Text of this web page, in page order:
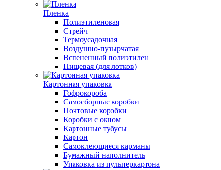
Пленка
Полиэтиленовая
Стрейч
Термоусадочная
Воздушно-пузырчатая
Вспененный полиэтилен
Пищевая (для лотков)
Картонная упаковка
Гофрокороба
Самосборные коробки
Почтовые коробки
Коробки с окном
Картонные тубусы
Картон
Самоклеющиеся карманы
Бумажный наполнитель
Упаковка из пульперкартона